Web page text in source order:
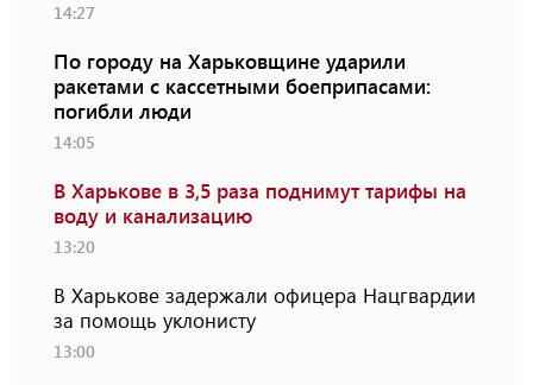
14:27
По городу на Харьковщине ударили
ракетами с кассетными боеприпасами:
погибли люди
14:05
В Харькове в 3,5 раза поднимут тарифы на
воду и канализацию
13:20
В Харькове задержали офицера Нацгвардии
за помощь уклонисту
13:00